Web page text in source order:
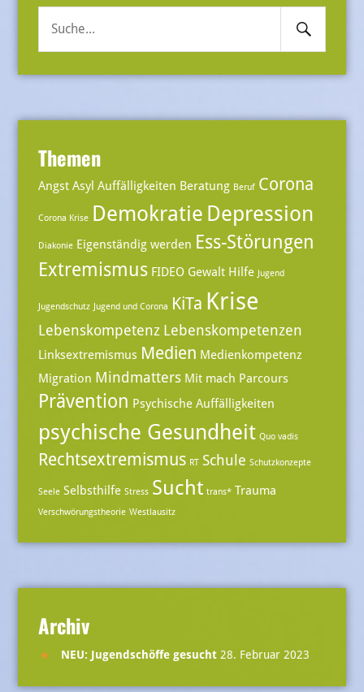
Suche
Search
Submit
Themen
Angst Asyl Auffälligkeiten Beratung Beruf Corona
Corona Krise Demokratie Depression
Diakonie Eigenständig werden Ess-Störungen
Extremismus FIDEO Gewalt Hilfe Jugend
Jugendschutz Jugend und Corona KiTa Krise
Lebenskompetenz Lebenskompetenzen
Linksextremismus Medien Medienkompetenz
Migration Mindmatters Mit mach Parcours
Prävention Psychische Auffälligkeiten
psychische Gesundheit Quo vadis
Rechtsextremismus RT Schule Schutzkonzepte
Seele Selbsthilfe Stress Sucht trans* Trauma
Verschwörungstheorie Westlausitz
Archiv
NEU: Jugendschöffe gesucht 28. Februar 2023